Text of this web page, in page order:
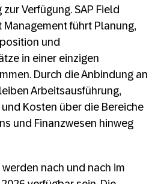
Verfügung. SAP Field
Management führt Planung,
und
in einer einzigen
Durch die Anbindung an
Arbeitsausführung,
Kosten über die Bereiche
und Finanzwesen hinweg
nach und nach im